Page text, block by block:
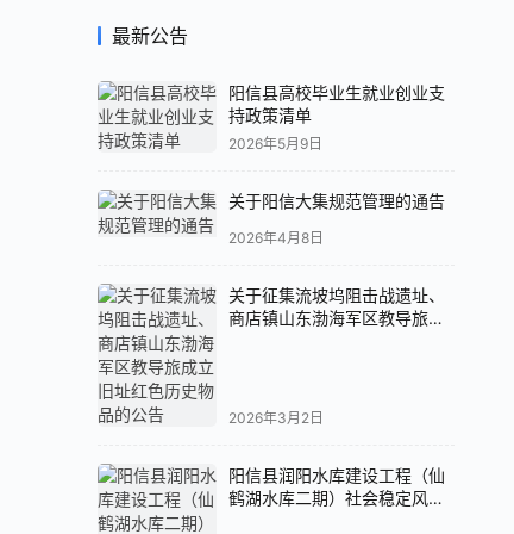
最新公告
阳信县高校毕业生就业创业支
持政策清单
2026年5月9日
关于阳信大集规范管理的通告
2026年4月8日
关于征集流坡坞阻击战遗址、
商店镇山东渤海军区教导旅成
2026年3月2日
阳信县润阳水库建设工程（仙
鹤湖水库二期）社会稳定风险